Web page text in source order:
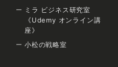
ミラ ビジネス研究室
《Udemy オンライン講
座》
小松の戦略室